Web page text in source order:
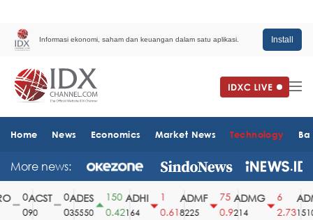
Informasi ekonomi, saham dan keuangan dalam satu aplikasi. Install
Home News Economics Market News Technology
More news:
ACST
90
ADES
35550
150
0.42
ADHI
164
0.61
ADMF
8225
75
0.9
ADMG
214
2.731510